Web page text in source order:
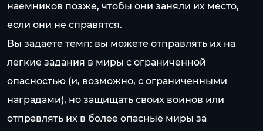
наемников позже, чтобы они заняли их место,
если они не справятся.
Вы задаете темп: вы можете отправлять их на
легкие задания в миры с ограниченной
опасностью (и, возможно, с ограниченными
наградами), но защищать своих воинов или
отправлять их в более опасные миры за